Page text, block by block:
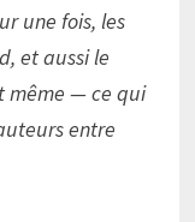
une fois, les
et aussi le
même — ce qui
entre